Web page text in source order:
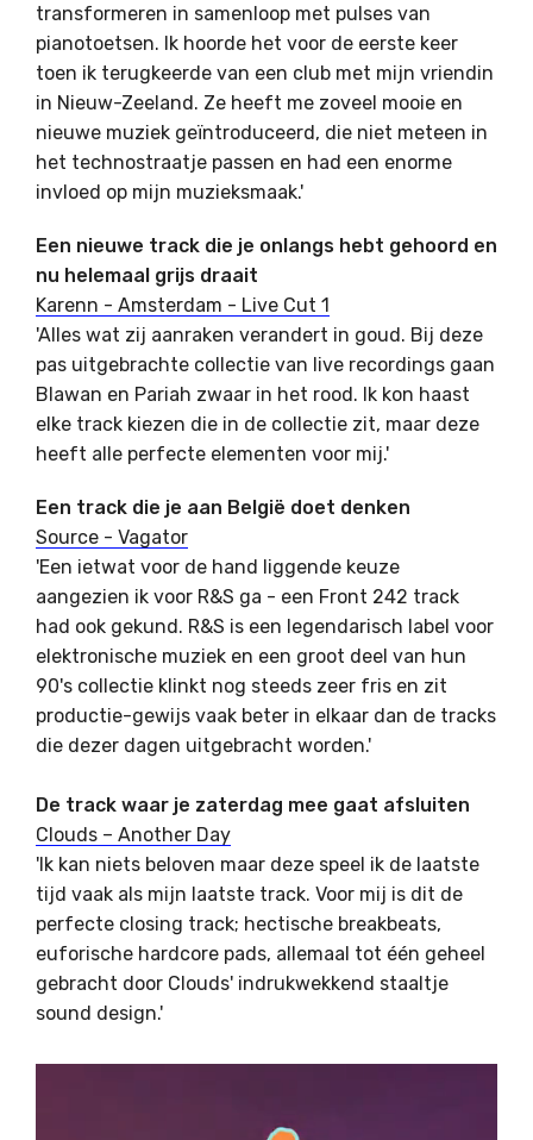
transformeren in samenloop met pulses van
pianotoetsen. Ik hoorde het voor de eerste keer
toen ik terugkeerde van een club met mijn vriendin
in Nieuw-Zeeland. Ze heeft me zoveel mooie en
nieuwe muziek geïntroduceerd, die niet meteen in
het technostraatje passen en had een enorme
invloed op mijn muzieksmaak.'
Een nieuwe track die je onlangs hebt gehoord en
nu helemaal grijs draait
Karenn - Amsterdam - Live Cut 1
'Alles wat zij aanraken verandert in goud. Bij deze
pas uitgebrachte collectie van live recordings gaan
Blawan en Pariah zwaar in het rood. Ik kon haast
elke track kiezen die in de collectie zit, maar deze
heeft alle perfecte elementen voor mij.'
Een track die je aan België doet denken
Source ‎- Vagator
'Een ietwat voor de hand liggende keuze
aangezien ik voor R&S ga - een Front 242 track
had ook gekund. R&S is een legendarisch label voor
elektronische muziek en een groot deel van hun
90's collectie klinkt nog steeds zeer fris en zit
productie-gewijs vaak beter in elkaar dan de tracks
die dezer dagen uitgebracht worden.'
De track waar je zaterdag mee gaat afsluiten
Clouds – Another Day
'Ik kan niets beloven maar deze speel ik de laatste
tijd vaak als mijn laatste track. Voor mij is dit de
perfecte closing track; hectische breakbeats,
euforische hardcore pads, allemaal tot één geheel
gebracht door Clouds' indrukwekkend staaltje
sound design.'